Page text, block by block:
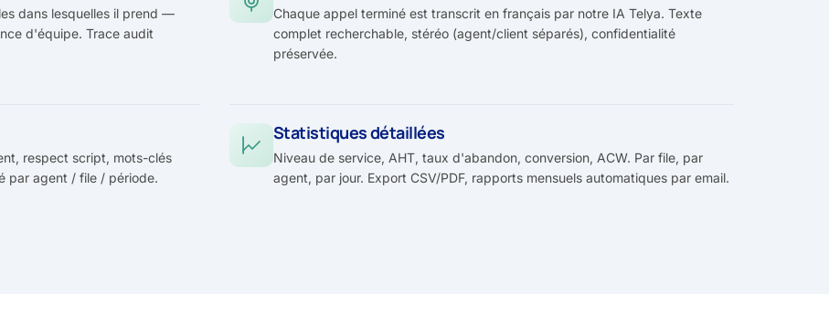
dans lesquelles il prend —
d'équipe. Trace audit
Chaque appel terminé est transcrit en français par notre IA Telya. Texte
complet recherchable, stéréo (agent/client séparés), confidentialité
préservée.
respect script, mots-clés
par agent / file / période.
Statistiques détaillées
Niveau de service, AHT, taux d'abandon, conversion, ACW. Par file, par
agent, par jour. Export CSV/PDF, rapports mensuels automatiques par email.